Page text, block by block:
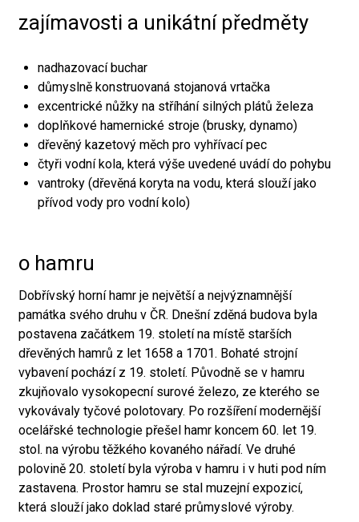
zajímavosti a unikátní předměty
nadhazovací buchar
důmyslně konstruovaná stojanová vrtačka
excentrické nůžky na stříhání silných plátů železa
doplňkové hamernické stroje (brusky, dynamo)
dřevěný kazetový měch pro vyhřívací pec
čtyři vodní kola, která výše uvedené uvádí do pohybu
vantroky (dřevěná koryta na vodu, která slouží jako
přívod vody pro vodní kolo)
o hamru
Dobřívský horní hamr je největší a nejvýznamnější
památka svého druhu v ČR. Dnešní zděná budova byla
postavena začátkem 19. století na místě starších
dřevěných hamrů z let 1658 a 1701. Bohaté strojní
vybavení pochází z 19. století. Původně se v hamru
zkujňovalo vysokopecní surové železo, ze kterého se
vykovávaly tyčové polotovary. Po rozšíření modernější
ocelářské technologie přešel hamr koncem 60. let 19.
stol. na výrobu těžkého kovaného nářadí. Ve druhé
polovině 20. století byla výroba v hamru i v huti pod ním
zastavena. Prostor hamru se stal muzejní expozicí,
která slouží jako doklad staré průmyslové výroby.